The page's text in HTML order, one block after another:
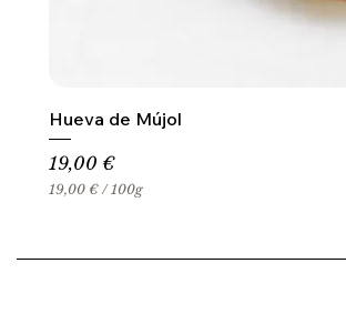
Hueva de Mújol
Precio
19,00 €
19,00 € /100g
0